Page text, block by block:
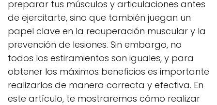
preparar tus músculos y articulaciones antes
de ejercitarte, sino que también juegan un
papel clave en la recuperación muscular y la
prevención de lesiones. Sin embargo, no
todos los estiramientos son iguales, y para
obtener los máximos beneficios es importante
realizarlos de manera correcta y efectiva. En
este artículo, te mostraremos cómo realizar